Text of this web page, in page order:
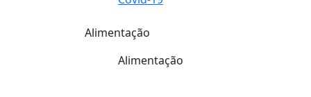
Alimentação
Alimentação